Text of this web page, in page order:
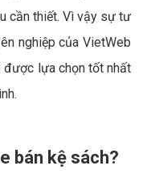
cần thiết. Vì vậy sự tư
nghiệp của VietWeb
được lựa chọn tốt nhất
bán kệ sách?